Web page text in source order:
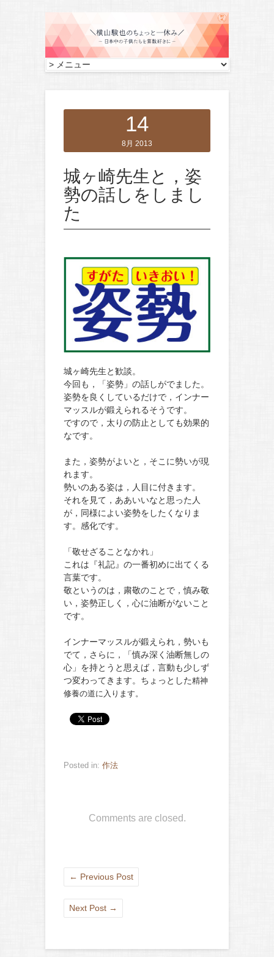
14
8月 2013
城ヶ崎先生と，姿
勢の話しをしまし
た
城ヶ崎先生と歓談。
今回も，「姿勢」の話しがでました。
姿勢を良くしているだけで，インナー
マッスルが鍛えられるそうです。
ですので，太りの防止としても効果的
なです。
また，姿勢がよいと，そこに勢いが現
れます。
勢いのある姿は，人目に付きます。
それを見て，ああいいなと思った人
が，同様によい姿勢をしたくなりま
す。感化です。
「敬せざることなかれ」
これは『礼記』の一番初めに出てくる
言葉です。
敬というのは，粛敬のことで，慎み敬
い，姿勢正しく，心に油断がないこと
です。
インナーマッスルが鍛えられ，勢いも
でて，さらに，「慎み深く油断無しの
心」を持とうと思えば，言動も少しず
つ変わってきます。ちょっとした精神
修養の道に入ります。
Posted in: 作法
Comments are closed.
← Previous Post
Next Post →